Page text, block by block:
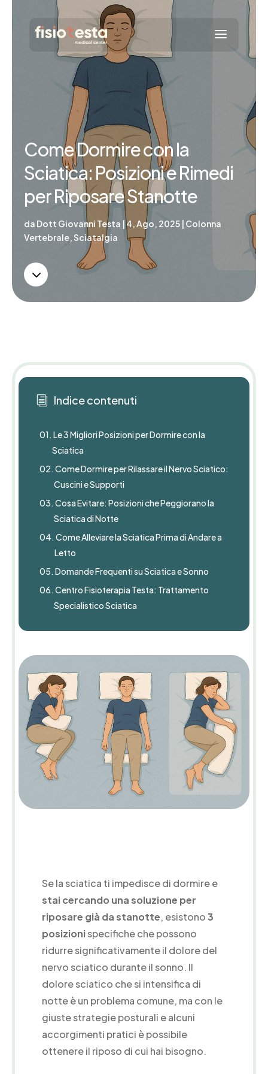
Come Dormire con la
Sciatica: Posizioni e Rimedi
per Riposare Stanotte
da Dott Giovanni Testa |4, Ago, 2025 | Colonna
Vertebrale,Sciatalgia
3
i Indice contenuti
01. Le 3 Migliori Posizioni per Dormire con la
Sciatica
02. Come Dormire per Rilassare il Nervo Sciatico:
Cuscini e Supporti
03. Cosa Evitare: Posizioni che Peggiorano la
Sciatica di Notte
04. Come Alleviare la Sciatica Prima di Andare a
Letto
05. Domande Frequenti su Sciatica e Sonno
06. Centro Fisioterapia Testa: Trattamento
Specialistico Sciatica
Se la sciatica ti impedisce di dormire e
stai cercando una soluzione per
riposare già da stanotte, esistono3
posizionispecifiche che possono
ridurre significativamente il dolore del
nervo sciatico durante il sonno. Il
dolore sciatico che si intensifica di
notte è un problema comune, ma con le
giuste strategie posturali e alcuni
accorgimenti pratici è possibile
ottenere il riposo di cui hai bisogno.